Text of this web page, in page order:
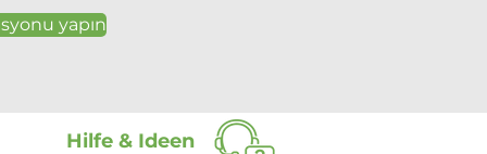
yapın
Hilfe & Ideen